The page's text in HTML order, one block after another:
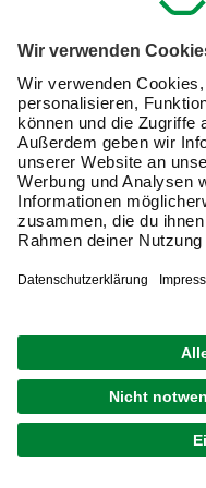
Sicher. Robust.
Ob auf der Baustelle, in
Heimwerken – wenn’s
Ausrüstung, die
und bestens
zuverlässig durch den
Arbeitskleidung